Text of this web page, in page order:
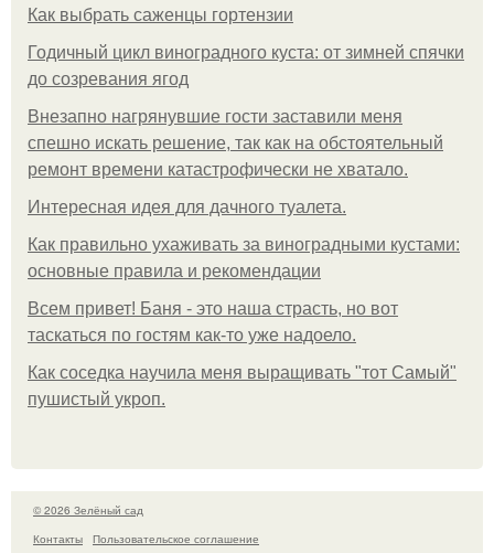
Как выбрать саженцы гортензии
Годичный цикл виноградного куста: от зимней спячки
до созревания ягод
Внезапно нагрянувшие гости заставили меня
спешно искать решение, так как на обстоятельный
ремонт времени катастрофически не хватало.
Интересная идея для дачного туалета.
Как правильно ухаживать за виноградными кустами:
основные правила и рекомендации
Всем привет! Баня - это наша страсть, но вот
таскаться по гостям как-то уже надоело.
Как соседка научила меня выращивать "тот Самый"
пушистый укроп.
© 2026 Зелёный сад
Контакты
Пользовательское соглашение